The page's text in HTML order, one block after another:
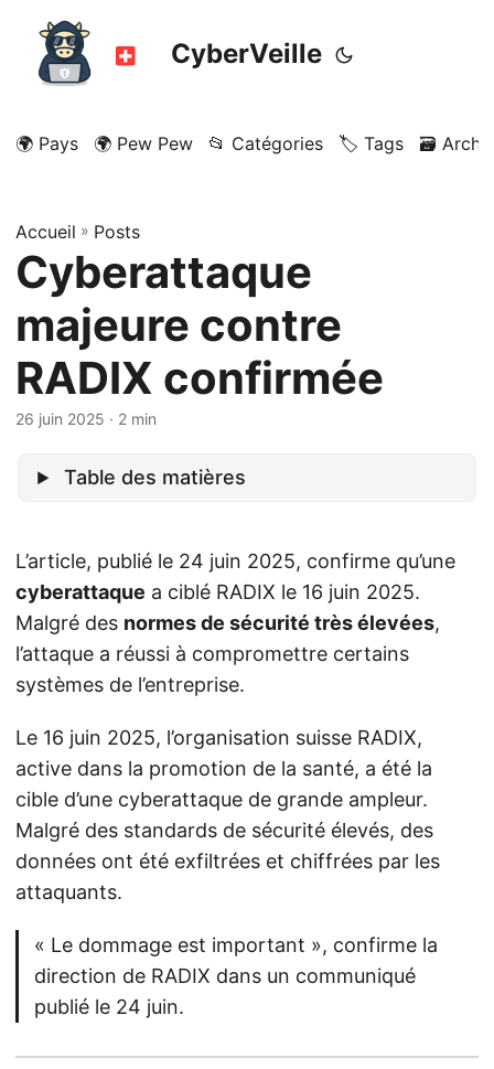
CyberVeille
🌍 Pays 🌍 Pew Pew 📂 Catégories 🏷️ Tags 🗃️
Accueil » Posts
Cyberattaque
majeure contre
RADIX confirmée
26 juin 2025 · 2 min
Table des matières
L’article, publié le 24 juin 2025, confirme qu’une
cyberattaque a ciblé RADIX le 16 juin 2025.
Malgré des normes de sécurité très élevées,
l’attaque a réussi à compromettre certains
systèmes de l’entreprise.
Le 16 juin 2025, l’organisation suisse RADIX,
active dans la promotion de la santé, a été la
cible d’une cyberattaque de grande ampleur.
Malgré des standards de sécurité élevés, des
données ont été exfiltrées et chiffrées par les
attaquants.
« Le dommage est important », confirme la
direction de RADIX dans un communiqué
publié le 24 juin.